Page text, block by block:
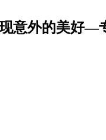
意外的美好—